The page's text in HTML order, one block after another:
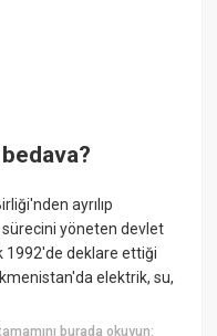
ayrılıp
sürecini yöneten devlet
1992'de deklare ettiği
elektrik, su,
burada okuyun: